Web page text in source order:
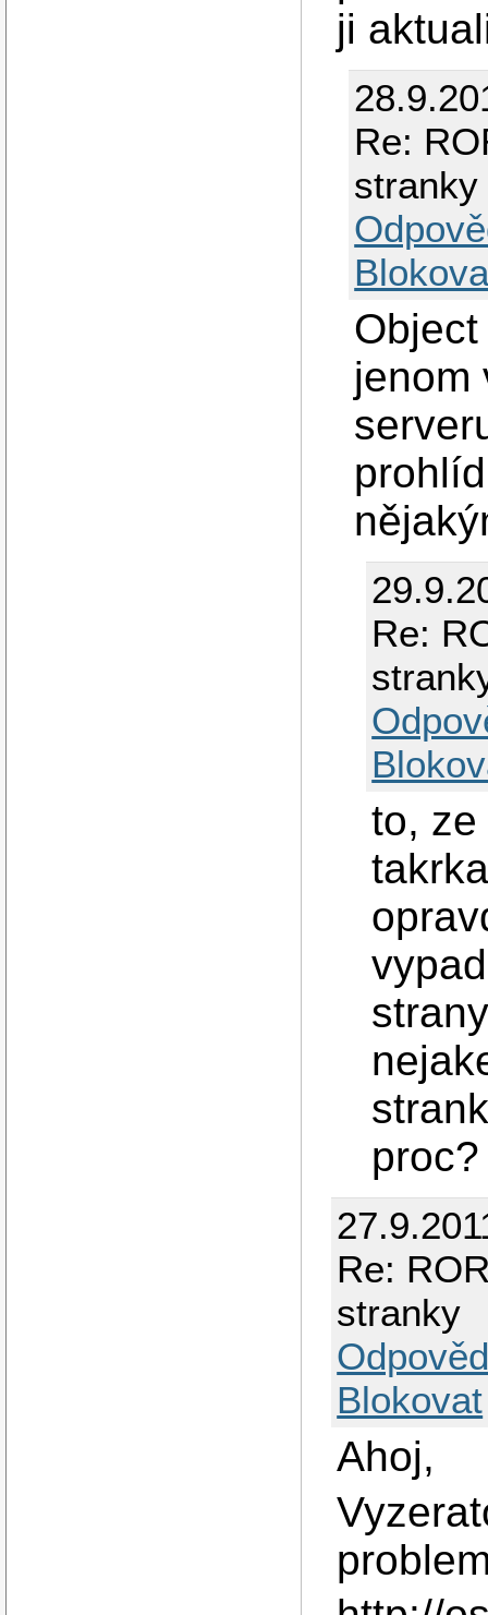
ji
Re:
stranky
jenom
Re:
to,
proc?
Re:
stranky
Blokovat
Ahoj,